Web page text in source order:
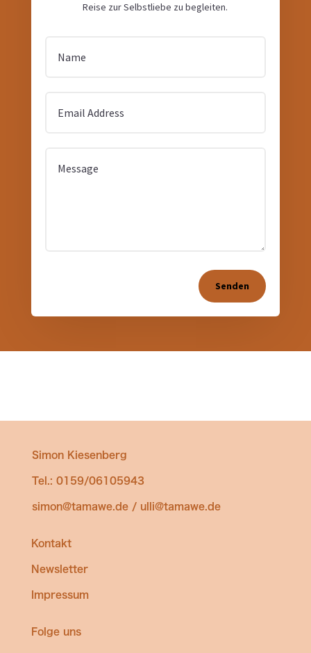
Reise zur Selbstliebe zu begleiten.
Senden
Simon Kiesenberg
Tel.: 0159/06105943
simon@tamawe.de / ulli@tamawe.de
Kontakt
Newsletter
Impressum
Folge uns